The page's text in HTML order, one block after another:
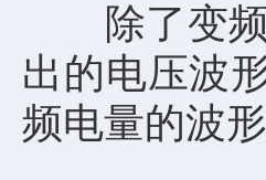
除了变频
出的电压波
频电量的波